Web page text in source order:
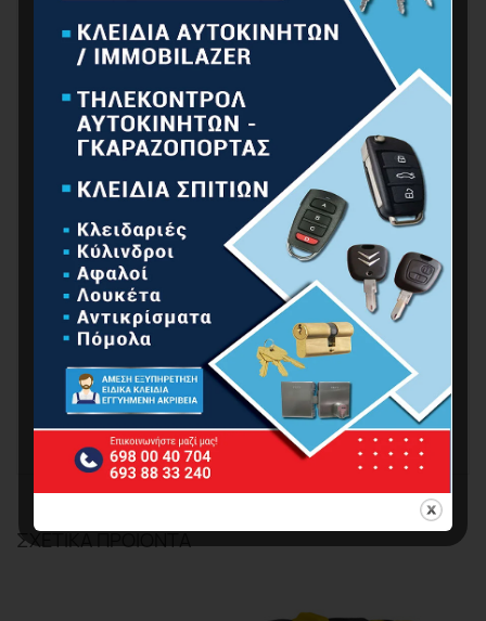
Βαλίτσα μεταφοράς η οποία περιλαμβάνει 44 εξαρτήματα:
H2.5/H3/H3.5/H4/H4.5/H5/H6/H7
SL3/4/5/6/7/8
PH1/PH2/PH3
T10/T15/T20/T25/T27/T30/T35/T40
4 τεμάχια μύτε 50mm:
SL4/PH00/SL6/PH2
8 τεμάχιαΚαρυδάκια 1/4:
6mm/7mm/8mm/9mm/10mm/11mm/12mm/13mm
2 Εξάγωνα :Φ1.5 Φ3
ΣΧΕΤΙΚΆ ΠΡΟΪΌΝΤΑ